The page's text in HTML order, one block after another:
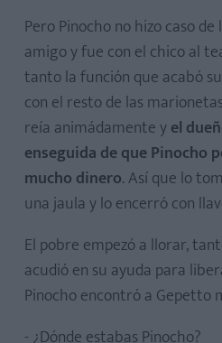
Pero Pinocho no hizo caso de
amigo y fue con el chico al
tanto la función que acabó
con el resto de las
reía animádamente yel
enseguida de que Pinocho
mucho dinero. Así que lo
una jaula y lo encerró con
El pobre empezó a llorar,
acudió en su ayuda para
Pinocho encontró a Gepetto
- ¿Dónde estabas Pinocho?